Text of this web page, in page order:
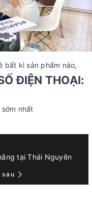
bất kì sản phẩm nào,
ĐIỆN THOẠI:
nhất
tại Thái Nguyên
sau